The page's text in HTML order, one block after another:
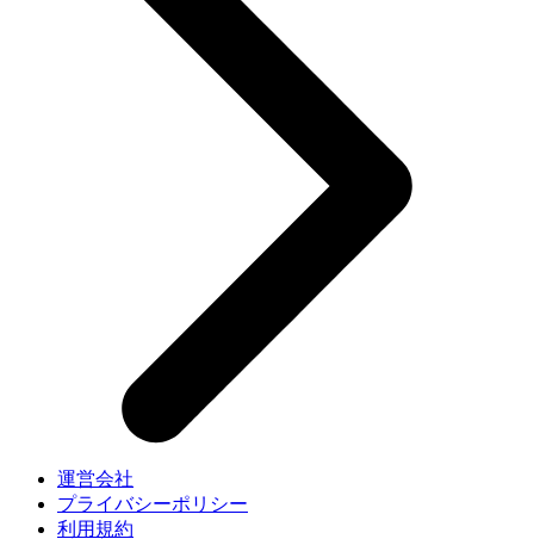
運営会社
プライバシーポリシー
利用規約